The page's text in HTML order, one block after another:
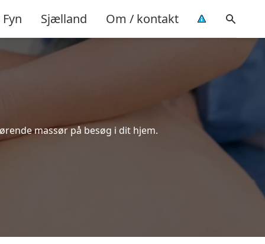
Fyn Sjælland Om / kontakt
massør på besøg i dit hjem.